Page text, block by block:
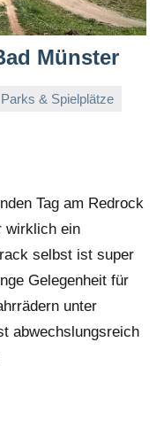
Münster
Parks & Spielplätze
Tag am Redrock
wirklich ein
selbst ist super
Gelegenheit für
unter
abwechslungsreich